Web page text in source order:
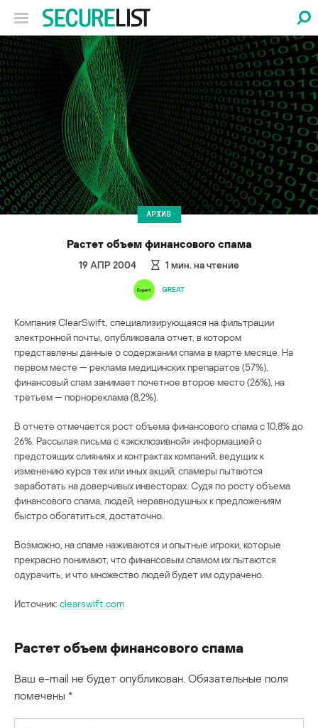
АРХИВ
Растет объем финансового спама
19 АПР 2004 1 мин. на чтение
GREAT
Компания ClearSwift, специализирующаяся на фильтрации
электронной почты, опубликовала отчет, в котором
представлены данные о содержании спама в марте месяце. На
первом месте — реклама медицинских препаратов (57%),
финансовый спам занимает почетное второе место (26%), на
третьем — порнореклама (8,2%).
В отчете отмечается рост объема финансового спама с 10,8% до
26%. Рассылая письма с «эксклюзивной» информацией о
предстоящих слияниях и контрактах компаний, ведущих к
изменению курса тех или иных акций, спамеры пытаются
заработать на доверчивых инвесторах. Судя по росту объема
финансового спама, людей, неравнодушных к предложениям
быстро обогатиться, достаточно.
Возможно, на спаме наживаются и опытные игроки, которые
прекрасно понимают, что финансовым спамом их пытаются
одурачить, и что множество людей будет им одурачено.
Источник: clearswift.com
Растет объем финансового спама
Ваш e-mail не будет опубликован. Обязательные поля
помечены *